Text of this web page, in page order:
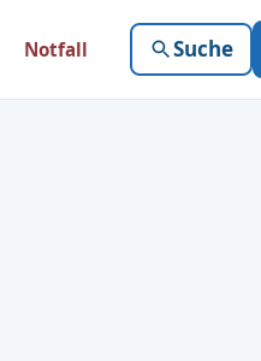
Notfall Suche